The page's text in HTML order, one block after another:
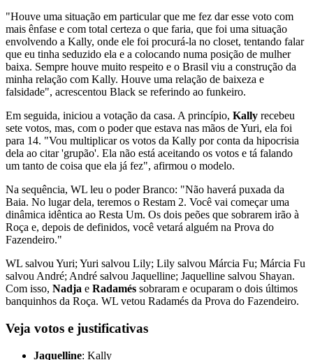
"Houve uma situação em particular que me fez dar esse voto com
mais ênfase e com total certeza o que faria, que foi uma situação
envolvendo a Kally, onde ele foi procurá-la no closet, tentando falar
que eu tinha seduzido ela e a colocando numa posição de mulher
baixa. Sempre houve muito respeito e o Brasil viu a construção da
minha relação com Kally. Houve uma relação de baixeza e
falsidade", acrescentou Black se referindo ao funkeiro.
Em seguida, iniciou a votação da casa. A princípio, Kally recebeu
sete votos, mas, com o poder que estava nas mãos de Yuri, ela foi
para 14. "Vou multiplicar os votos da Kally por conta da hipocrisia
dela ao citar 'grupão'. Ela não está aceitando os votos e tá falando
um tanto de coisa que ela já fez", afirmou o modelo.
Na sequência, WL leu o poder Branco: "Não haverá puxada da
Baia. No lugar dela, teremos o Restam 2. Você vai começar uma
dinâmica idêntica ao Resta Um. Os dois peões que sobrarem irão à
Roça e, depois de definidos, você vetará alguém na Prova do
Fazendeiro."
WL salvou Yuri; Yuri salvou Lily; Lily salvou Márcia Fu; Márcia Fu
salvou André; André salvou Jaquelline; Jaquelline salvou Shayan.
Com isso, Nadja e Radamés sobraram e ocuparam o dois últimos
banquinhos da Roça. WL vetou Radamés da Prova do Fazendeiro.
Veja votos e justificativas
Jaquelline: Kally